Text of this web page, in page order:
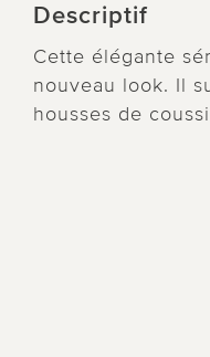
Descriptif
Cette élégante
nouveau look. Il
housses de